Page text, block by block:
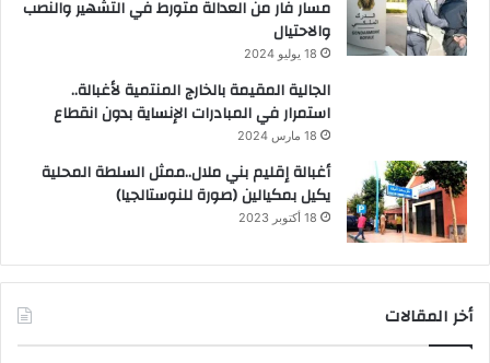
مسار فار من العدالة متورط في التشهير والنصب
والاحتيال
18 يوليو 2024
الجالية المقيمة بالخارج المنتمية لأغبالة..
استمرار في المبادرات الإنساية بدون انقطاع
18 مارس 2024
أغبالة إقليم بني ملال..ممثل السلطة المحلية
يكيل بمكيالين (صورة للنوستالجيا)
18 أكتوبر 2023
أخر المقالات